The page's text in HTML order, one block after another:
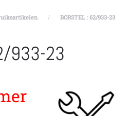
BORSTEL : 62/933-23
933-23